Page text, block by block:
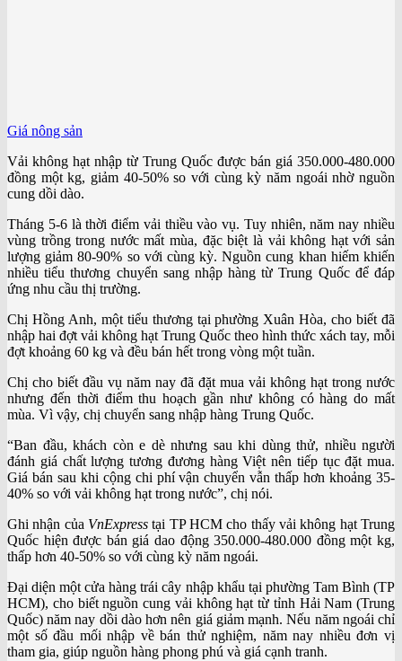
Giá nông sản
Vải không hạt nhập từ Trung Quốc được bán giá 350.000-480.000
đồng một kg, giảm 40-50% so với cùng kỳ năm ngoái nhờ nguồn
cung dồi dào.
Tháng 5-6 là thời điểm vải thiều vào vụ. Tuy nhiên, năm nay nhiều
vùng trồng trong nước mất mùa, đặc biệt là vải không hạt với sản
lượng giảm 80-90% so với cùng kỳ. Nguồn cung khan hiếm khiến
nhiều tiểu thương chuyển sang nhập hàng từ Trung Quốc để đáp
ứng nhu cầu thị trường.
Chị Hồng Anh, một tiểu thương tại phường Xuân Hòa, cho biết đã
nhập hai đợt vải không hạt Trung Quốc theo hình thức xách tay, mỗi
đợt khoảng 60 kg và đều bán hết trong vòng một tuần.
Chị cho biết đầu vụ năm nay đã đặt mua vải không hạt trong nước
nhưng đến thời điểm thu hoạch gần như không có hàng do mất
mùa. Vì vậy, chị chuyển sang nhập hàng Trung Quốc.
“Ban đầu, khách còn e dè nhưng sau khi dùng thử, nhiều người
đánh giá chất lượng tương đương hàng Việt nên tiếp tục đặt mua.
Giá bán sau khi cộng chi phí vận chuyển vẫn thấp hơn khoảng 35-
40% so với vải không hạt trong nước”, chị nói.
Ghi nhận của VnExpress tại TP HCM cho thấy vải không hạt Trung
Quốc hiện được bán giá dao động 350.000-480.000 đồng một kg,
thấp hơn 40-50% so với cùng kỳ năm ngoái.
Đại diện một cửa hàng trái cây nhập khẩu tại phường Tam Bình (TP
HCM), cho biết nguồn cung vải không hạt từ tỉnh Hải Nam (Trung
Quốc) năm nay dồi dào hơn nên giá giảm mạnh. Nếu năm ngoái chỉ
một số đầu mối nhập về bán thử nghiệm, năm nay nhiều đơn vị
tham gia, giúp nguồn hàng phong phú và giá cạnh tranh.